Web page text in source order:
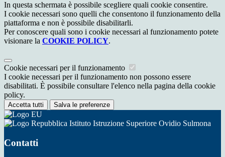
In questa schermata è possibile scegliere quali cookie consentire.
I cookie necessari sono quelli che consentono il funzionamento della
piattaforma e non è possibile disabilitarli.
Per conoscere quali sono i cookie necessari al funzionamento potete
visionare la COOKIE POLICY.
Cookie necessari per il funzionamento
I cookie necessari per il funzionamento non possono essere
disabilitati. È possibile consultare l'elenco nella pagina della cookie
policy.
Accetta tutti Salva le preferenze
Istituto Istruzione Superiore Ovidio Sulmona
Contatti